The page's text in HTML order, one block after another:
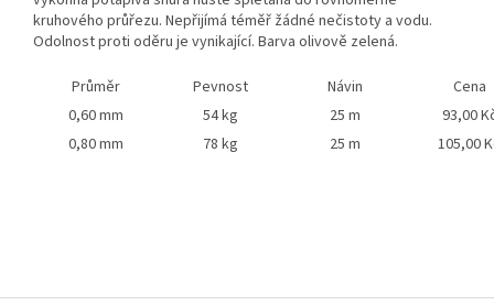
kruhového průřezu. Nepřijímá téměř žádné nečistoty a vodu.
Odolnost proti oděru je vynikající. Barva olivově zelená.
Průměr Pevnost Návin
Cena
0,60 mm
54 kg 25 m
93,00
0,80 mm
78 kg 25 m 105,00